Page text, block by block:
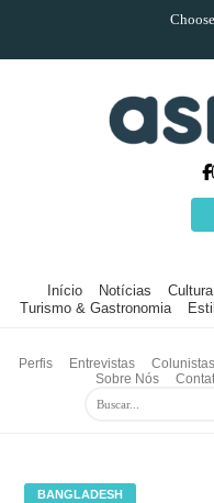
Início Notícias
Turismo & Gastronomia
Perfis Entrevistas Colunistas
Sobre Nós
BANGLADESH